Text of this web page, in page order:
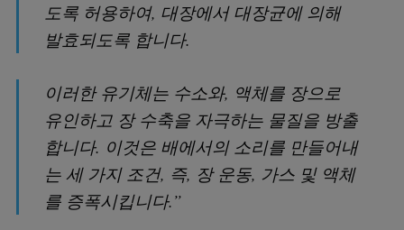
도록 허용하여, 대장에서 대장균에 의해
발효되도록 합니다.
이러한 유기체는 수소와, 액체를 장으로
유인하고 장 수축을 자극하는 물질을 방출
합니다. 이것은 배에서의 소리를 만들어내
는 세 가지 조건, 즉, 장 운동, 가스 및 액체
를 증폭시킵니다.”